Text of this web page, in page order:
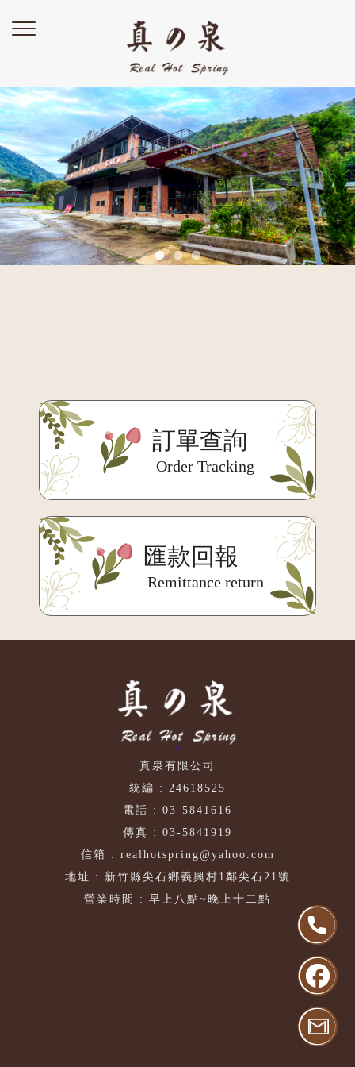
訂單查詢
Order Tracking
匯款回報
Remittance return
"
真泉有限公司
統編 : 24618525
電話 : 03-5841616
傳真 : 03-5841919
信箱 : realhotspring@yahoo.com
地址 : 新竹縣尖石鄉義興村1鄰尖石21號
營業時間 : 早上八點~晚上十二點